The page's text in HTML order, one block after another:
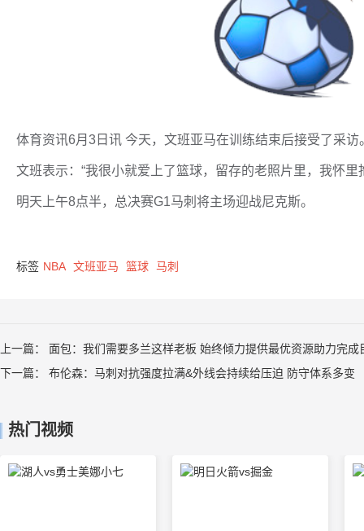
体育资讯6月3日讯 今天，文班亚马在训练结束后接受了采访
文班表示：“我很小就爱上了篮球，留存的老照片里，我怀
明天上午8点半，总决赛G1马刺将主场迎战尼克斯。
标签 NBA 文班亚马 篮球 马刺
上一篇： 面包：我们需要多兰这样老板 始终倾力提供最优资源助力完成
下一篇： 布伦森：马刺对抗强度拉满&外线会持续给压迫 防守体系多变
热门视频